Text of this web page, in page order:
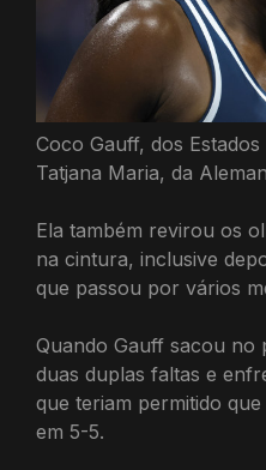
Coco Gauff, dos
Tatjana Maria, da
Ela também revirou os
na cintura, inclusive
que passou por vários
Quando Gauff sacou no
duas duplas faltas e
que teriam permitido
em 5-5.